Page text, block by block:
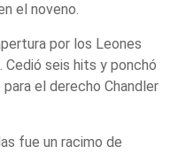
el noveno.
por los Leones
Cedió seis hits y ponchó
el derecho Chandler
fue un racimo de